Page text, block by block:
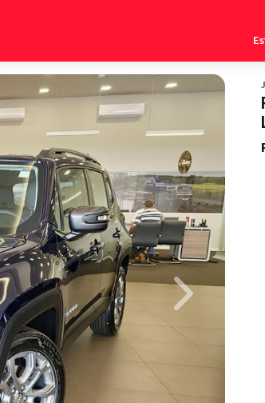
Next